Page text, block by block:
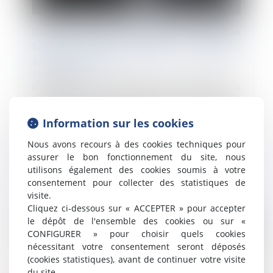
cessation de travail de salariés n’est pas considérée
pour absence injustif...
Lire la suite
Information sur les cookies
Nous avons recours à des cookies techniques pour
assurer le bon fonctionnement du site, nous
utilisons également des cookies soumis à votre
consentement pour collecter des statistiques de
visite.
Cliquez ci-dessous sur « ACCEPTER » pour accepter
le dépôt de l'ensemble des cookies ou sur «
CONFIGURER » pour choisir quels cookies
nécessitant votre consentement seront déposés
(cookies statistiques), avant de continuer votre visite